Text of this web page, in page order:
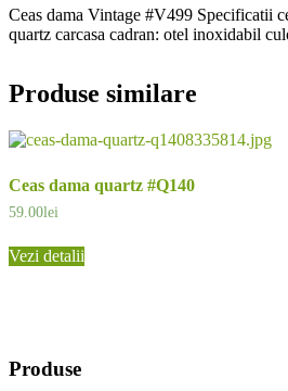
Ceas dama Vintage #V499 Specificatii
quartz carcasa cadran: otel inoxidabil
Produse similare
Ceas dama quartz #Q140
59.00lei
Vezi detalii
Produse